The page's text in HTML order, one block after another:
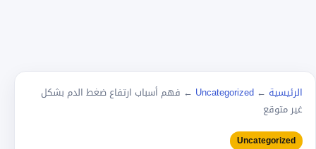
الرئيسية ←
Uncategorized
← فهم أسباب ارتفاع ضغط الدم بشكل
غير متوقع
Uncategorized